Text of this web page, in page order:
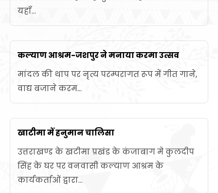
यहाँ...
कल्याण आश्रम-जशपुर ने मनाया करमा उत्सव
मांदल की थाप पर नृत्य परम्परागत रूप में गीत गाने,
वाद्य बजाने करम...
खाटीमा में हनुमान चालिसा
उत्तराखण्ड के खटीमा प्रखंड के कंजाबाग मे कुलदीप
सिंह के घर पर वनवासी कल्याण आश्रम के
कार्यकर्ताओं द्वारा...